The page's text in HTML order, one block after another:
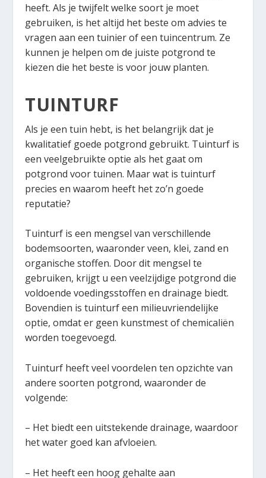
heeft. Als je twijfelt welke soort je moet
gebruiken, is het altijd het beste om advies te
vragen aan een tuinier of een tuincentrum. Ze
kunnen je helpen om de juiste potgrond te
kiezen die het beste is voor jouw planten.
TUINTURF
Als je een tuin hebt, is het belangrijk dat je
kwalitatief goede potgrond gebruikt. Tuinturf is
een veelgebruikte optie als het gaat om
potgrond voor tuinen. Maar wat is tuinturf
precies en waarom heeft het zo’n goede
reputatie?
Tuinturf is een mengsel van verschillende
bodemsoorten, waaronder veen, klei, zand en
organische stoffen. Door dit mengsel te
gebruiken, krijgt u een veelzijdige potgrond die
voldoende voedingsstoffen en drainage biedt.
Bovendien is tuinturf een milieuvriendelijke
optie, omdat er geen kunstmest of chemicaliën
worden toegevoegd.
Tuinturf heeft veel voordelen ten opzichte van
andere soorten potgrond, waaronder de
volgende:
– Het biedt een uitstekende drainage, waardoor
het water goed kan afvloeien.
– Het heeft een hoog gehalte aan